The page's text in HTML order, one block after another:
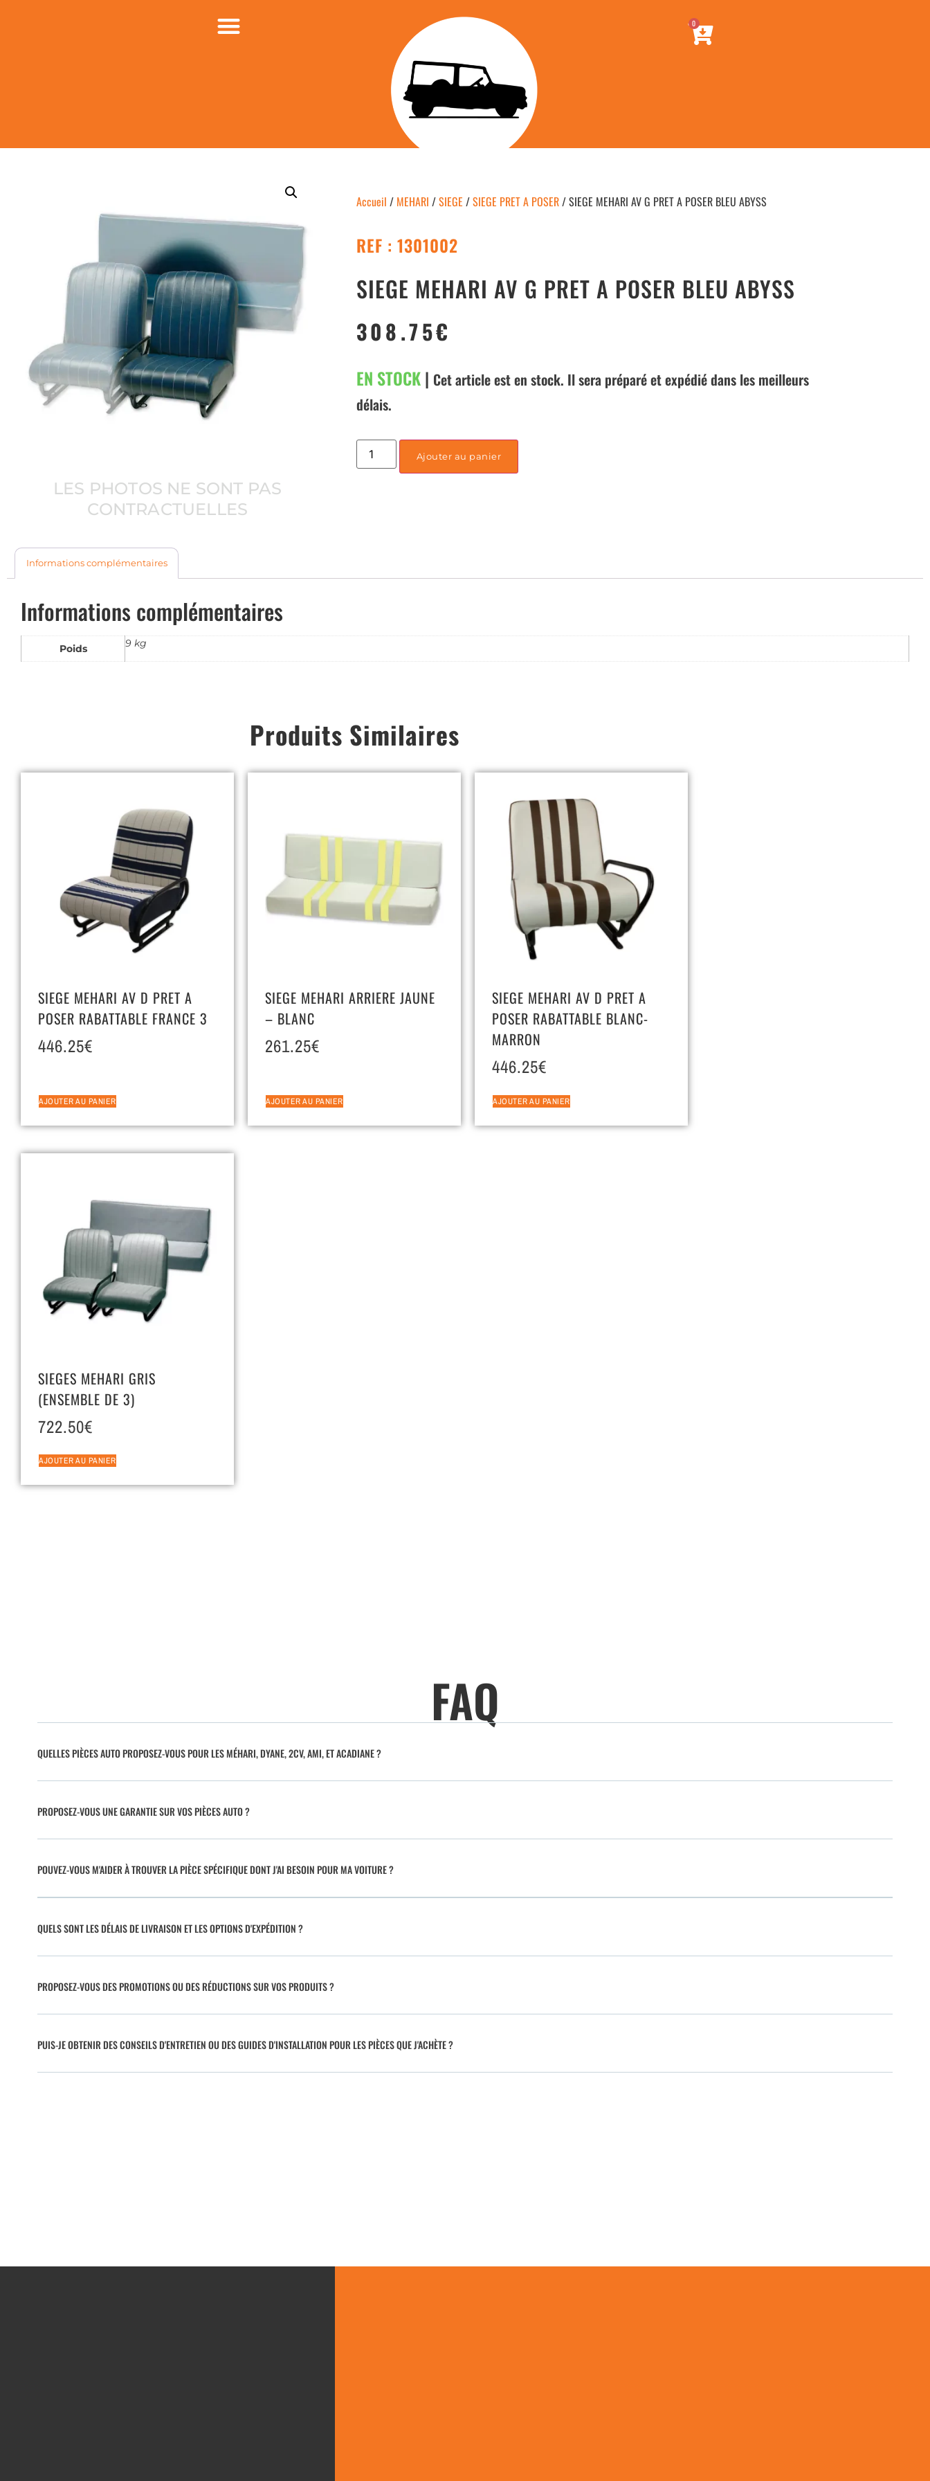
0
LES PHOTOS NE SONT PAS
CONTRACTUELLES
Accueil / MEHARI /SIEGE /SIEGE PRET A POSER/ SIEGE MEHARI AV G PRET A POSER BLEU ABYSS
REF : 1301002
SIEGE MEHARI AV G PRET A POSER BLEU ABYSS
308.75€
EN STOCK| Cet article est en stock. Il sera préparé et expédié dans les meilleurs
délais.
Ajouter au panier
Informations complémentaires
Informations complémentaires
Poids 9 kg
Produits Similaires
SIEGE MEHARI AV D PRET A
POSER RABATTABLE FRANCE 3
446.25€
AJOUTER AU PANIER
SIEGE MEHARI ARRIERE JAUNE
– BLANC
261.25€
AJOUTER AU PANIER
SIEGE MEHARI AV D PRET A
POSER RABATTABLE BLANC-
MARRON
446.25€
AJOUTER AU PANIER
SIEGES MEHARI GRIS
(ENSEMBLE DE 3)
722.50€
AJOUTER AU PANIER
FAQ
QUELLES PIÈCES AUTO PROPOSEZ-VOUS POUR LES MÉHARI, DYANE, 2CV, AMI, ET ACADIANE ?
PROPOSEZ-VOUS UNE GARANTIE SUR VOS PIÈCES AUTO ?
POUVEZ-VOUS M'AIDER À TROUVER LA PIÈCE SPÉCIFIQUE DONT J'AI BESOIN POUR MA VOITURE ?
QUELS SONT LES DÉLAIS DE LIVRAISON ET LES OPTIONS D'EXPÉDITION ?
PROPOSEZ-VOUS DES PROMOTIONS OU DES RÉDUCTIONS SUR VOS PRODUITS ?
PUIS-JE OBTENIR DES CONSEILS D'ENTRETIEN OU DES GUIDES D'INSTALLATION POUR LES PIÈCES QUE J'ACHÈTE ?